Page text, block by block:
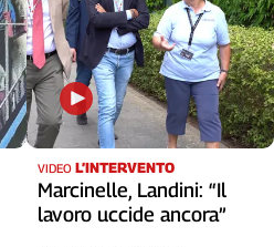
VIDEO L’INTERVENTO
Marcinelle, Landini: “Il
lavoro uccide ancora”